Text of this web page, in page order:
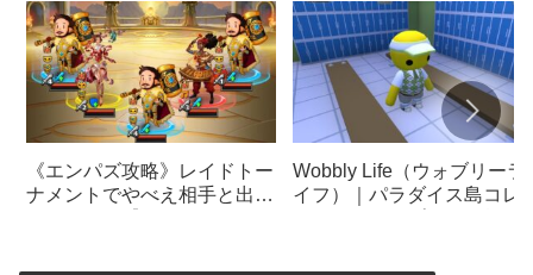
《エンパズ攻略》レイドトー
ナメントでやべえ相手と出会
Wobbly Life（ウォブリーラ
イフ）｜パラダイス島コレ